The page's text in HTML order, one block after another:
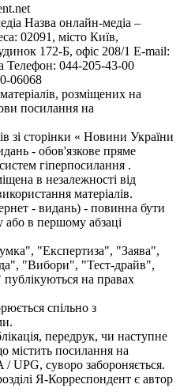
Назва онлайн-медіа –
02091, місто Київ,
172-Б, офіс 208/1 E-mail:
Телефон: 044-205-43-00
06068
розміщених на
посилання на
зі сторінки « Новини України
- обов'язкове пряме
гіперпосилання .
в незалежності від
матеріалів.
- видань) - повинна бути
або в першому абзаці
"Експертиза", "Заява",
"Вибори", "Тест-драйв",
на правах
спільно з
передрук, чи наступне
містить посилання на
/ UPG, суворо забороняється.
Я-Корреспондент є автор